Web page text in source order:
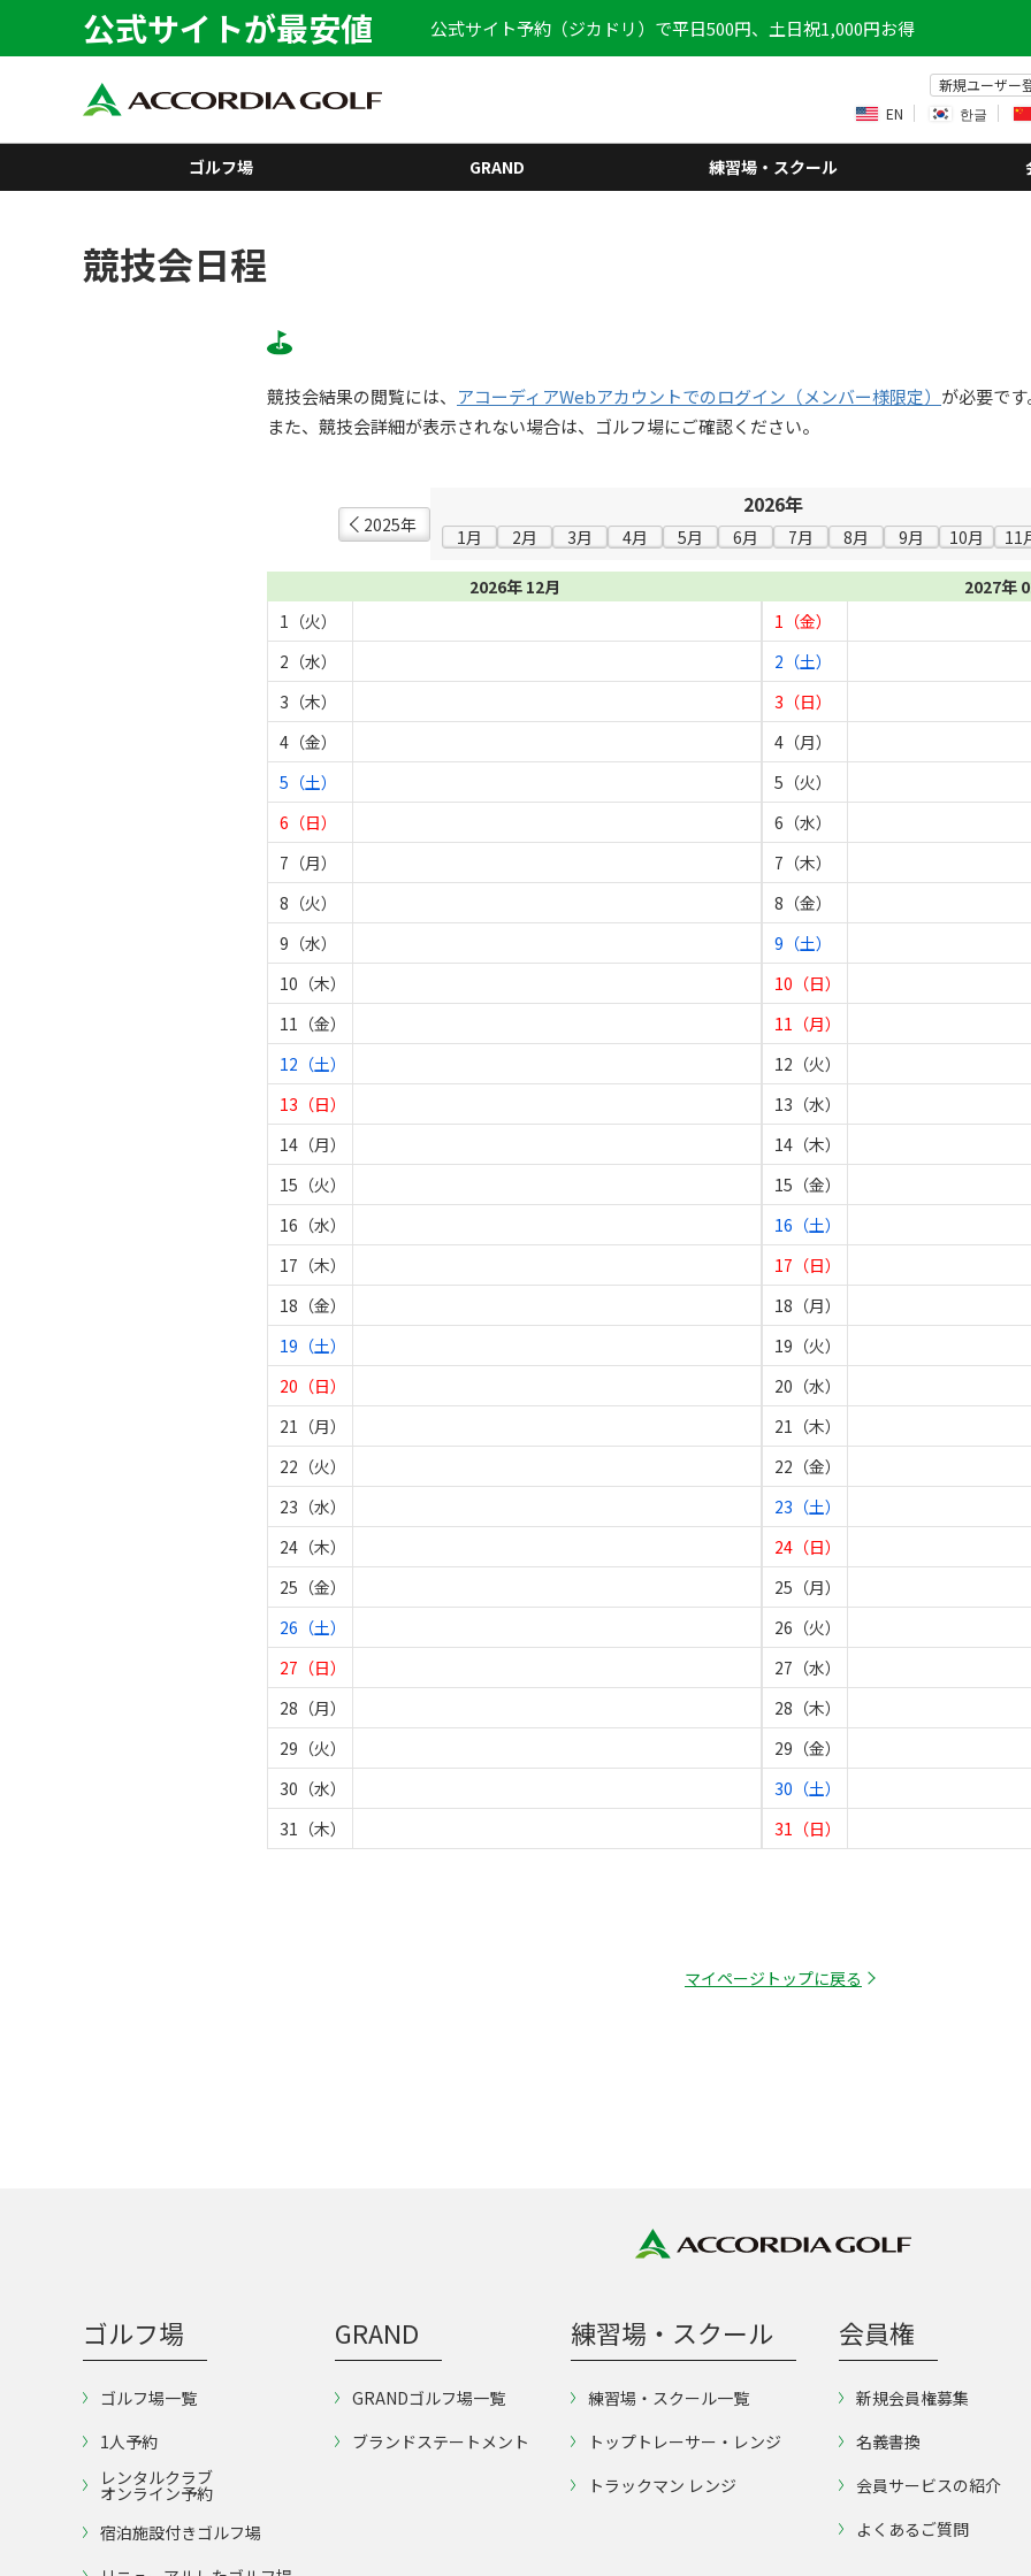
公式サイトが最安値 公式サイト予約（ジカドリ）で平日500円、土日祝1,000円お得
新規ユーザー
EN
한글
ゴルフ場 GRAND 練習場・スクール
競技会日程
競技会結果の閲覧には、 アコーディアWebアカウントでのログイン（メンバー様限定） が必要です
また、競技会詳細が表示されない場合は、ゴルフ場にご確認ください。
2025年
2026年
1月 2月 3月 4月 5月 6月 7月 8月 9月 10月 11
2026年 12月
1（火）
2（水）
3（木）
4（金）
5（土）
6（日）
7（月）
8（火）
9（水）
10（木）
11（金）
12（土）
13（日）
14（月）
15（火）
16（水）
17（木）
18（金）
19（土）
20（日）
21（月）
22（火）
23（水）
24（木）
25（金）
26（土）
27（日）
28（月）
29（火）
30（水）
31（木）
2027年
1（金）
2（土）
3（日）
4（月）
5（火）
6（水）
7（木）
8（金）
9（土）
10（日）
11（月）
12（火）
13（水）
14（木）
15（金）
16（土）
17（日）
18（月）
19（火）
20（水）
21（木）
22（金）
23（土）
24（日）
25（月）
26（火）
27（水）
28（木）
29（金）
30（土）
31（日）
マイページトップに戻る
ゴルフ場
ゴルフ場一覧
1人予約
レンタルクラブ
オンライン予約
宿泊施設付きゴルフ場
GRAND
GRANDゴルフ場一覧
ブランドステートメント
練習場・スクール
練習場・スクール一覧
トップトレーサー・レンジ
トラックマン レンジ
会員権
新規会員権募集
名義書換
会員サービスの紹介
よくあるご質問